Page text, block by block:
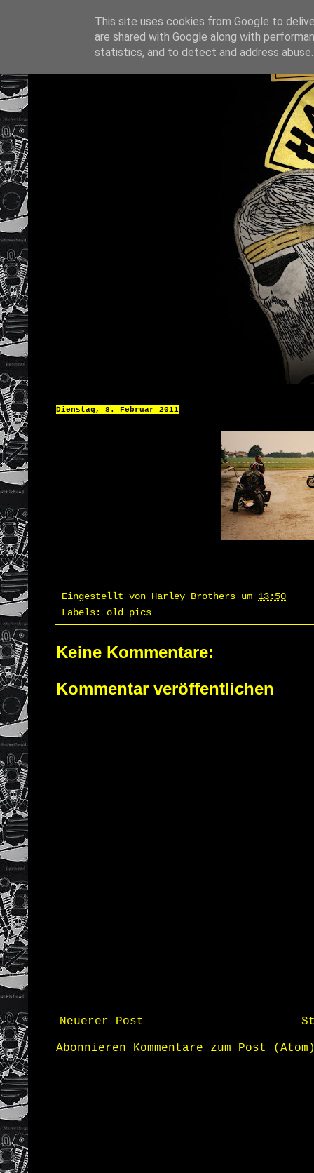
Dienstag, 8. Februar 2011
Eingestellt von Harley Brothers um 13:50
Labels: old pics
Keine Kommentare:
Kommentar veröffentlichen
Neuerer Post
Abonnieren Kommentare zum Post
This site uses cookies from Google to
are shared with Google along with
statistics, and to detect and address abuse.